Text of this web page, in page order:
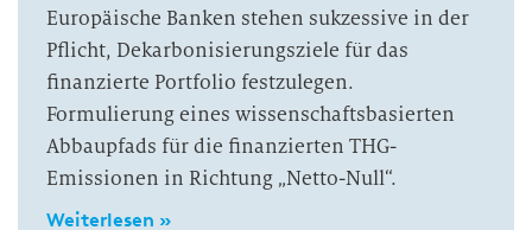
Europäische Banken stehen sukzessive in der
Pflicht, Dekarbonisierungsziele für das
finanzierte Portfolio festzulegen.
Formulierung eines wissenschaftsbasierten
Abbaupfads für die finanzierten THG-
Emissionen in Richtung „Netto-Null“.
Weiterlesen »